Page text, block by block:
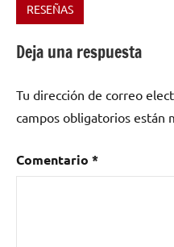
Heavy
México,
Steel
RESEÑAS
Deja una respuesta
Tu dirección de correo
campos obligatorios están
Comentario *